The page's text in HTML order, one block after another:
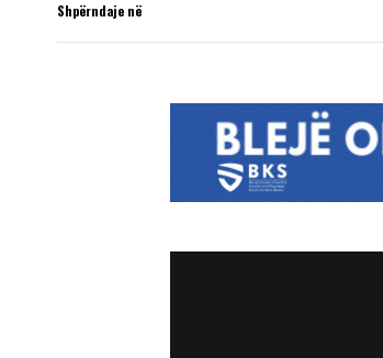
Shpërndaje në